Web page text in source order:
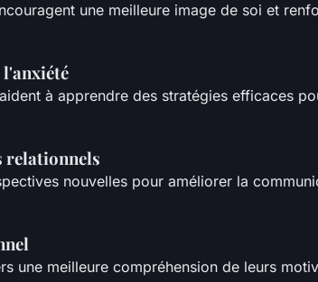
une meilleure image de soi et
l'anxiété
à apprendre des stratégies efficaces
relationnels
nouvelles pour améliorer la
une meilleure compréhension de leurs